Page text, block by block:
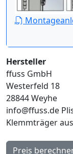
Hersteller
ffuss GmbH
Westerfeld 18
28844 Weyhe
info@ffuss.de
Klemmträger
Preis